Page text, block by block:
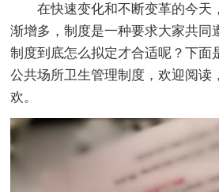
在快速变化和不断变革的今天
渐增多，制度是一种要求大家共同
制度到底怎么拟定才合适呢？下面
公共场所卫生管理制度，欢迎阅读
欢。